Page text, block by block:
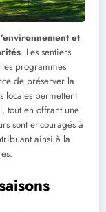
et
. Les sentiers
programmes
de préserver la
locales permettent
tout en offrant une
sont encouragés à
ainsi à la